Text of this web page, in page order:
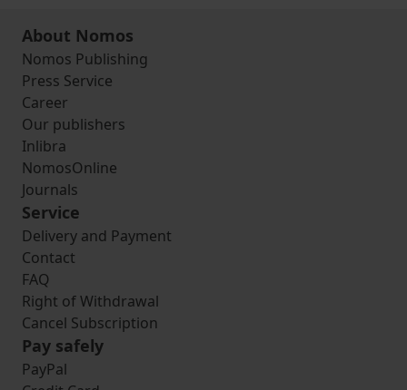
About Nomos
Nomos Publishing
Press Service
Career
Our publishers
Inlibra
NomosOnline
Journals
Service
Delivery and Payment
Contact
FAQ
Right of Withdrawal
Cancel Subscription
Pay safely
PayPal